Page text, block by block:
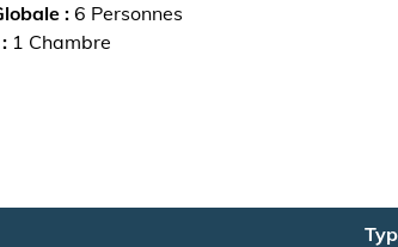
6 Personnes
1 Chambre